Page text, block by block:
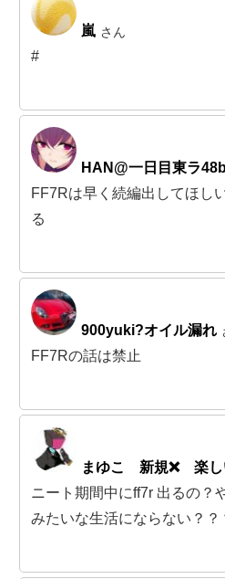
嵐 さん
#
HAN@一日目東ラ
FF7Rは早く続編出してほし
る
900yuki?️オイル漏れ
FF7Rの話は禁止
まゆこ 新規❌ 楽し
ニート期間中にff7r 出るの？
みたいな生活にならない？？